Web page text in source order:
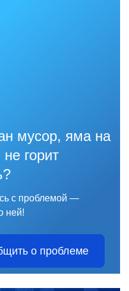
мусор, яма на
горит
с проблемой —
ней!
о проблеме